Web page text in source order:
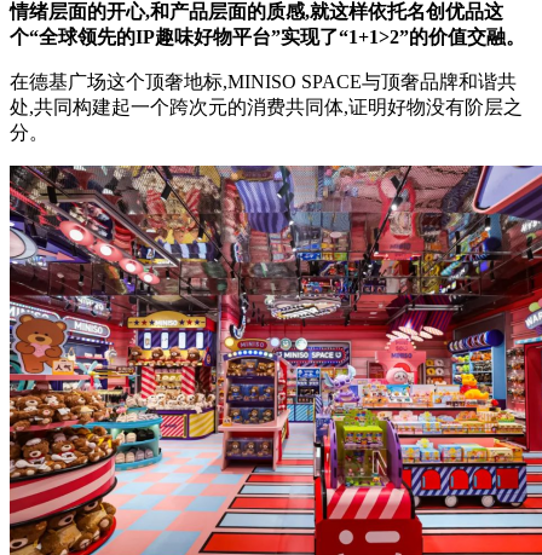
情绪层面的开心,和产品层面的质感,就这样依托名创优品这
个“全球领先的IP趣味好物平台”实现了“1+1>2”的价值交融。
在德基广场这个顶奢地标,MINISO SPACE与顶奢品牌和谐共
处,共同构建起一个跨次元的消费共同体,证明好物没有阶层之
分。